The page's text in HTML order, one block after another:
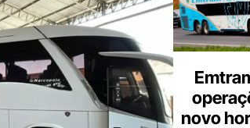
novo
e-
mail